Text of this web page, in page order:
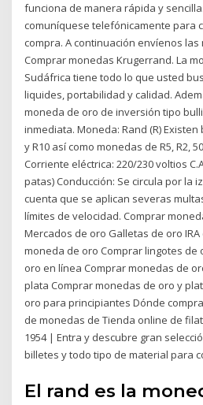
funciona de manera rápida y
comuníquese telefónicamente para
compra. A continuación envíenos
Comprar monedas Krugerrand. La
Sudáfrica tiene todo lo que usted
liquides, portabilidad y calidad.
moneda de oro de inversión tipo
inmediata. Moneda: Rand (R) Existen
y R10 así como monedas de R5, R2,
Corriente eléctrica: 220/230 voltios
patas) Conducción: Se circula por la
cuenta que se aplican severas
límites de velocidad. Comprar
Mercados de oro Galletas de oro
moneda de oro Comprar lingotes de
oro en línea Comprar monedas de
plata Comprar monedas de oro y
oro para principiantes Dónde
de monedas de Tienda online de
1954 | Entra y descubre gran
billetes y todo tipo de material para
El rand es la